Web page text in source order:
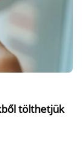
tölthetjük